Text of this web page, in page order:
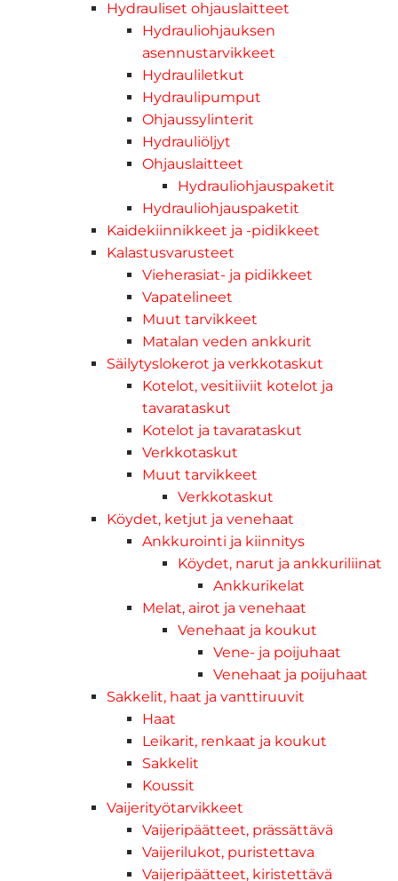
Hydrauliset ohjauslaitteet
Hydrauliohjauksen
asennustarvikkeet
Hydrauliletkut
Hydraulipumput
Ohjaussylinterit
Hydrauliöljyt
Ohjauslaitteet
Hydrauliohjauspaketit
Hydrauliohjauspaketit
Kaidekiinnikkeet ja -pidikkeet
Kalastusvarusteet
Vieherasiat- ja pidikkeet
Vapatelineet
Muut tarvikkeet
Matalan veden ankkurit
Säilytyslokerot ja verkkotaskut
Kotelot, vesitiiviit kotelot ja
tavarataskut
Kotelot ja tavarataskut
Verkkotaskut
Muut tarvikkeet
Verkkotaskut
Köydet, ketjut ja venehaat
Ankkurointi ja kiinnitys
Köydet, narut ja ankkuriliinat
Ankkurikelat
Melat, airot ja venehaat
Venehaat ja koukut
Vene- ja poijuhaat
Venehaat ja poijuhaat
Sakkelit, haat ja vanttiruuvit
Haat
Leikarit, renkaat ja koukut
Sakkelit
Koussit
Vaijerityötarvikkeet
Vaijeripäätteet, prässättävä
Vaijerilukot, puristettava
Vaijeripäätteet, kiristettävä